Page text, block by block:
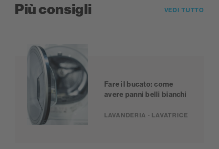
Più consigli VEDI TUTTO
Fare il bucato: come
avere panni belli bianchi
LAVANDERIA · LAVATRICE